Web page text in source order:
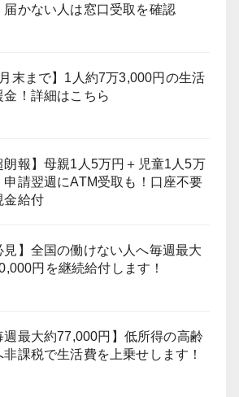
届かない人は窓口受取を確認
月末まで】1人約7万3,000円の生活
金！詳細はこちら
朗報】母親1人5万円＋児童1人5万
申請翌週にATM受取も！口座不要
金給付
見】全国の働けない人へ毎週最大
円を継続給付します！
週最大約77,000円】低所得の高齢
非課税で生活費を上乗せします！